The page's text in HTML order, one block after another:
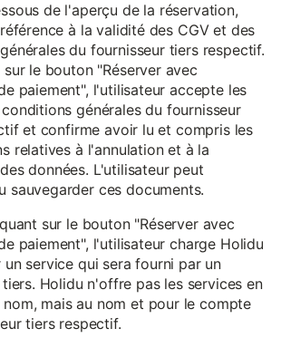
de l'aperçu de la réservation,
à la validité des CGV et des
du fournisseur tiers respectif.
le bouton "Réserver avec
paiement", l'utilisateur accepte les
générales du fournisseur
et confirme avoir lu et compris les
relatives à l'annulation et à la
données. L'utilisateur peut
sauvegarder ces documents.
sur le bouton "Réserver avec
paiement", l'utilisateur charge Holidu
service qui sera fourni par un
Holidu n'offre pas les services en
mais au nom et pour le compte
tiers respectif.